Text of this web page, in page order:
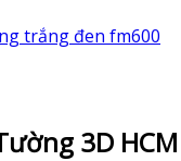
trắng đen fm600
3D HCM